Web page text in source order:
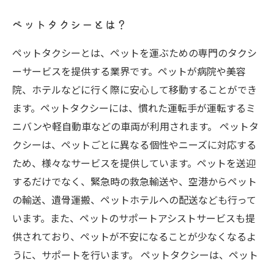
ペットタクシーとは？
ペットタクシーとは、ペットを運ぶための専門のタクシ
ーサービスを提供する業界です。ペットが病院や美容
院、ホテルなどに行く際に安心して移動することができ
ます。ペットタクシーには、慣れた運転手が運転するミ
ニバンや軽自動車などの車両が利用されます。 ペットタ
クシーは、ペットごとに異なる個性やニーズに対応する
ため、様々なサービスを提供しています。ペットを送迎
するだけでなく、緊急時の救急輸送や、空港からペット
の輸送、遺骨運搬、ペットホテルへの配送なども行って
います。また、ペットのサポートアシストサービスも提
供されており、ペットが不安になることが少なくなるよ
うに、サポートを行います。 ペットタクシーは、ペット